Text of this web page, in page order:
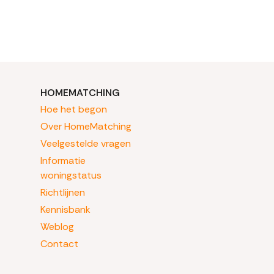
HOMEMATCHING
Hoe het begon
Over HomeMatching
Veelgestelde vragen
Informatie
woningstatus
Richtlijnen
Kennisbank
Weblog
Contact